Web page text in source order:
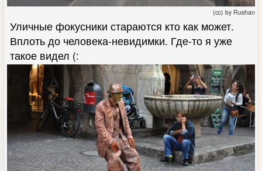
(cc) by Rushan
Уличные фокусники стараются кто как может.
Вплоть до человека-невидимки. Где-то я уже
такое видел (: